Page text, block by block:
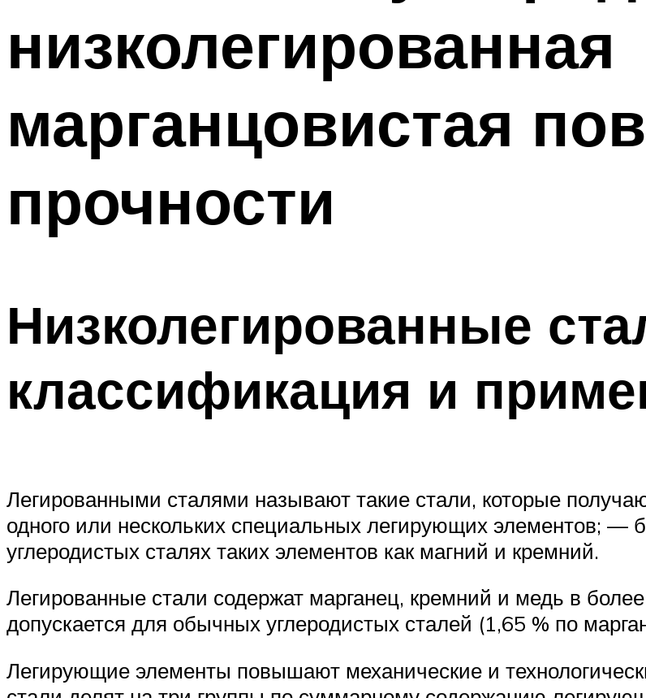
низколегированная
марганцовистая
прочности
Низколегированные
классификация и
Легированными сталями называют такие стали, которые
одного или нескольких специальных легирующих элементов; —
углеродистых сталях таких элементов как магний и кремний.
Легированные стали содержат марганец, кремний и медь в
допускается для обычных углеродистых сталей (1,65 % по
Легирующие элементы повышают механические и